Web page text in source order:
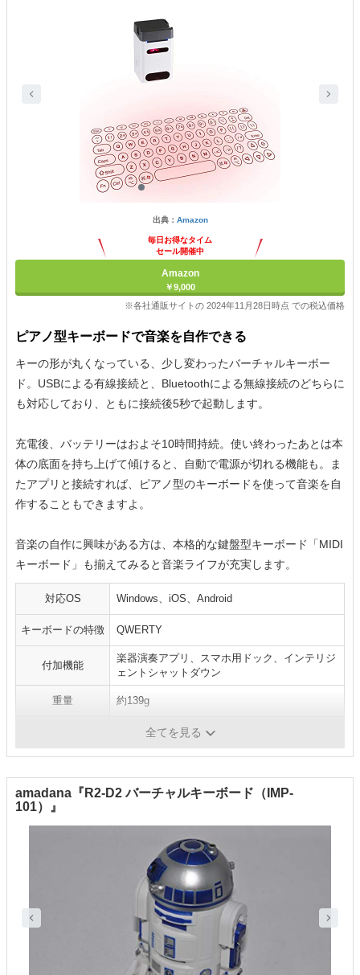
出典： Amazon
毎日お得なタイム
セール開催中
Amazon
￥9,000
※各社通販サイトの 2024年11月28日時点 での税込価格
ピアノ型キーボードで音楽を自作できる
キーの形が丸くなっている、少し変わったバーチャルキーボー
ド。USBによる有線接続と、Bluetoothによる無線接続のどちらに
も対応しており、ともに接続後5秒で起動します。
充電後、バッテリーはおよそ10時間持続。使い終わったあとは本
体の底面を持ち上げて傾けると、自動で電源が切れる機能も。ま
たアプリと接続すれば、ピアノ型のキーボードを使って音楽を自
作することもできますよ。
音楽の自作に興味がある方は、本格的な鍵盤型キーボード「MIDI
キーボード」も揃えてみると音楽ライフが充実します。
対応OS Windows、iOS、Android
キーボードの特徴 QWERTY
付加機能
楽器演奏アプリ、スマホ用ドック、インテリジ
ェントシャットダウン
重量 約139g
10時間全てを見る
amadana『R2-D2 バーチャルキーボード（IMP-
101）』